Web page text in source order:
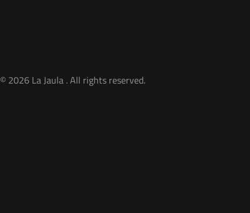
© 2026 La Jaula . All rights reserved.